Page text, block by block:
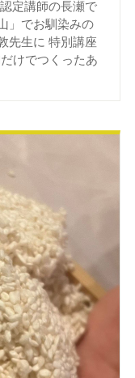
定講師の長瀬で
」でお馴染みの
先生に 特別講座
けでつくったあ